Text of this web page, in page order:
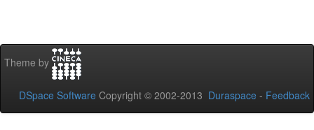
Theme by
DSpace Software Copyright © 2002-2013 Duraspace - Feedback